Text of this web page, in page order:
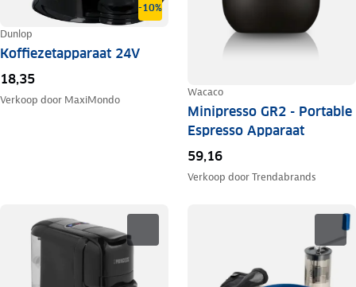
-10%
Dunlop
Koffiezetapparaat 24V
18,35
Verkoop door MaxiMondo
Wacaco
Minipresso GR2 - Portable
Espresso Apparaat
59,16
Verkoop doorTrendabrands